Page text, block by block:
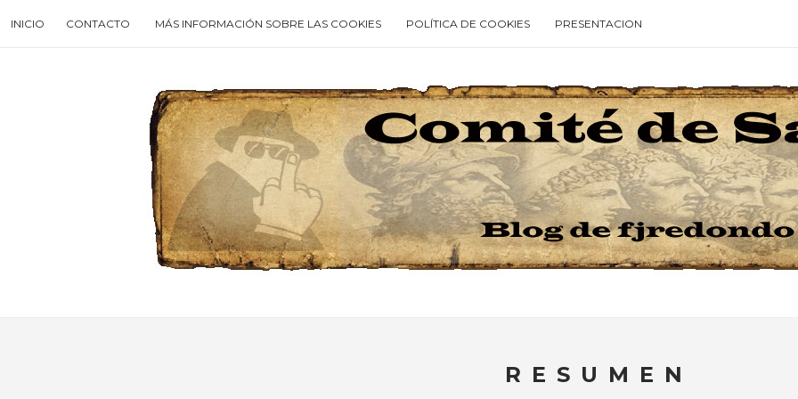
to
content
INICIO CONTACTO MÁS INFORMACIÓN SOBRE LAS COOKIES POLÍTICA DE COOKIES PRESENTACION
then
press
enter
Type your search keyword, and press enter to search
RESUMEN